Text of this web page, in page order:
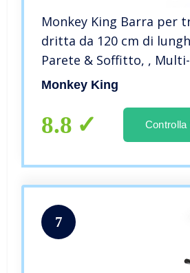
Monkey King Barra per
dritta da 120 cm di
Parete & Soffitto, ,
Chin Up Bar per Sacco da
streetworkout,
Monkey King
8.8
7